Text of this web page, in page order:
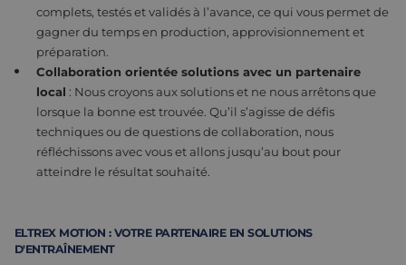
complets, testés et validés à l’avance, ce qui vous permet de
gagner du temps en production, approvisionnement et
préparation.
Collaboration orientée solutions avec un partenaire
local : Nous croyons aux solutions et ne nous arrêtons que
lorsque la bonne est trouvée. Qu’il s’agisse de défis
techniques ou de questions de collaboration, nous
réfléchissons avec vous et allons jusqu’au bout pour
atteindre le résultat souhaité.
ELTREX MOTION : VOTRE PARTENAIRE EN SOLUTIONS
D'ENTRAÎNEMENT